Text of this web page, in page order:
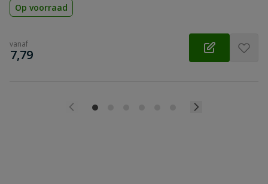
Op voorraad
vanaf
€
7,79